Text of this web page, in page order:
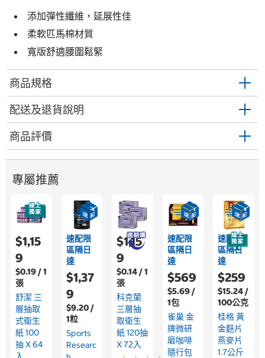
添加彈性纖維，延展性佳
柔軟匹馬棉材質
寬版舒適腰圍鬆緊
商品規格
配送及退貨說明
商品評價
專屬推薦
$1,15
9
$0.19 / 1
張
舒潔 三
層抽取
式衛生
紙 100
抽 X 64
速配限
區隔日
達
$1,37
9
$9.20 /
1粒
Sports
Researc
$1,15
9
$0.14 / 1
張
科克蘭
三層抽
取衛生
紙 120抽
X 72入
速配限
區隔日
達
$569
$5.69 /
1包
雀巢 金
牌微研
磨咖啡
隨行包
速配限
區隔日
達
$259
$15.24 /
100公克
桂格 黃
金麩片
燕麥片
1.7公斤